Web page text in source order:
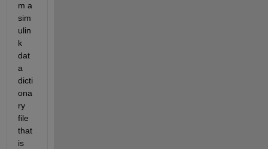
m a
sim
ulin
k
dat
a
dicti
ona
ry
file
that
is